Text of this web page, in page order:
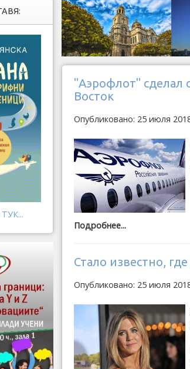
"Аэрофлот" сделал
Восток
Опубликовано: 25 июля
Подробнее...
Стало известно,
Опубликовано: 25 июля